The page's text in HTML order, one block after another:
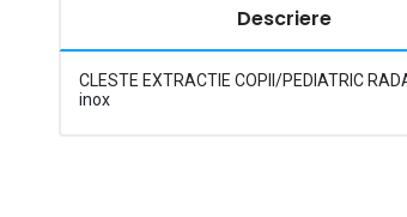
Descriere
CLESTE EXTRACTIE COPII/PEDIATRIC
inox